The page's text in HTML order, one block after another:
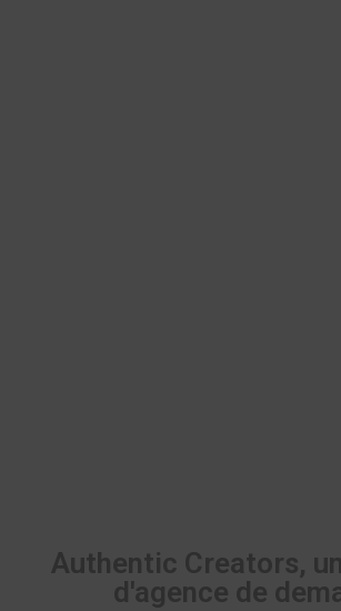
Authentic Creators,
d'agence de